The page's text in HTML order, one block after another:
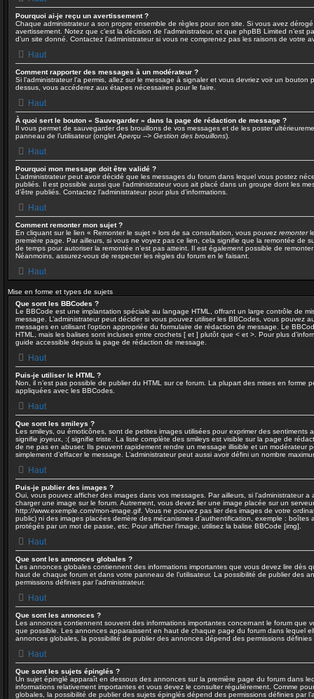
Pourquoi ai-je reçu un avertissement ?
Chaque administrateur a son propre ensemble de règles pour son site. Si vous avez
avertissement. Notez que c’est la décision de l’administrateur, et que phpBB Limited n’est
d’un site donné. Contactez l’administrateur si vous ne comprenez pas les raisons de votre
Haut
Comment rapporter des messages à un modérateur ?
Si l’administrateur l’a permis, allez sur le message à signaler et vous devriez voir un
dessus, vous accéderez aux étapes nécessaires pour le faire.
Haut
À quoi sert le bouton « Sauvegarder » dans la page de rédaction de message ?
Il vous permet de sauvegarder des brouillons de vos messages et de les poster
panneau de l’utilisateur (onglet Aperçu --> Gestion des brouillons).
Haut
Pourquoi mon message doit être validé ?
L’administrateur peut avoir décidé que les messages du forum dans lequel vous postez
publiés. Il est possible aussi que l’administrateur vous ait placé dans un groupe dont les
d’être publiés. Contactez l’administrateur pour plus d’informations.
Haut
Comment remonter mon sujet ?
En cliquant sur le lien « Remonter le sujet » lors de sa consultation, vous pouvez remonter
première page. Par ailleurs, si vous ne voyez pas ce lien, cela signifie que la remontée de
de temps pour autoriser la remontée n’est pas atteint. Il est également possible de
Néanmoins, assurez-vous de respecter les règles du forum en le faisant.
Haut
Mise en forme et types de sujets
Que sont les BBCodes ?
Le BBCode est une implantation spéciale au langage HTML, offrant un large contrôle de
message. L’administrateur peut décider si vous pouvez utiliser les BBCodes, vous pouvez
messages en utilisant l’option appropriée du formulaire de rédaction de message. Le
HTML, mais les balises sont incluses entre crochets [ et ] plutôt que < et >. Pour plus
guide accessible depuis la page de rédaction de message.
Haut
Puis-je utiliser le HTML ?
Non, il n’est pas possible de publier du HTML sur ce forum. La plupart des mises en forme
appliquées avec les BBCodes.
Haut
Que sont les smileys ?
Les smileys, ou émoticônes, sont de petites images utilisées pour exprimer des sentiments
signifie joyeux, :( signifie triste. La liste complète des smileys est visible sur la page de
de ne pas en abuser. Ils peuvent rapidement rendre un message illisible et un modérateur
simplement d’effacer le message. L’administrateur peut aussi avoir défini un nombre
Haut
Puis-je publier des images ?
Oui, vous pouvez afficher des images dans vos messages. Par ailleurs, si l’administrateur
charger une image sur le forum. Autrement, vous devez lier une image placée sur un
http://www.exemple.com/mon-image.gif. Vous ne pouvez pas lier des images de votre
public) ni des images placées derrière des mécanismes d’authentification, exemple : boîtes
protégés par un mot de passe, etc. Pour afficher l’image, utilisez la balise BBCode [img].
Haut
Que sont les annonces globales ?
Les annonces globales contiennent des informations importantes que vous devez lire dès
haut de chaque forum et dans votre panneau de l’utilisateur. La possibilité de publier des
permissions définies par l’administrateur.
Haut
Que sont les annonces ?
Les annonces contiennent souvent des informations importantes concernant le forum que
que possible. Les annonces apparaissent en haut de chaque page du forum dans lequel
annonces globales, la possibilité de publier des annonces dépend des permissions définies
Haut
Que sont les sujets épinglés ?
Un sujet épinglé apparaît en dessous des annonces sur la première page du forum dans
informations relativement importantes et vous devez le consulter régulièrement. Comme
globales, la possibilité de publier des sujets épinglés dépend des permissions définies par